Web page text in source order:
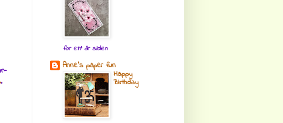
.
for ett år siden
Anne's paper fun
Happy
Birthday